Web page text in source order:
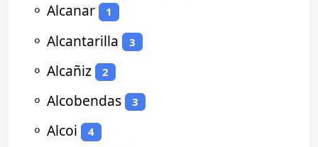
⚬ Alcanar 1
⚬ Alcantarilla 3
⚬ Alcañiz 2
⚬ Alcobendas 3
⚬ Alcoi 4